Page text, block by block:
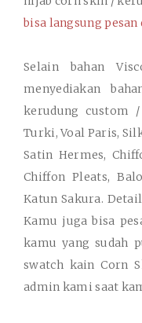
bisa langsung pesan
Selain bahan
menyediakan
kerudung custom
Turki, Voal Paris,
Satin Hermes,
Chiffon Pleats,
Katun Sakura.
Kamu juga bisa
kamu yang sudah
swatch kain Corn
admin kami saat